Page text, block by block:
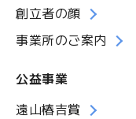
創立者の顔
事業所のご案内
公益事業
遠山椿吉賞